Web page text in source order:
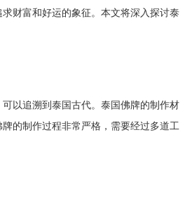
财富和好运的象征。本文将深入探讨泰
以追溯到泰国古代。泰国佛牌的制作材
的制作过程非常严格，需要经过多道工